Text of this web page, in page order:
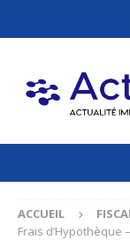
ACCUEIL
Frais d’Hypothèque